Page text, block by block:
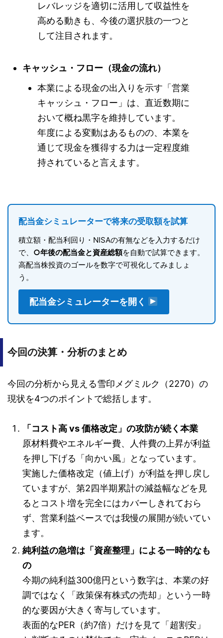
レバレッジを適切に活用して収益性を
高める動きも、今後の選択肢の一つと
して注目されます。
キャッシュ・フロー（現金の流れ）
本業による現金の出入りを示す「営業
キャッシュ・フロー」は、直近数期に
おいて概ね黒字を維持しています。
年度による変動はあるものの、本業を
通じて現金を獲得する力は一定程度維
持されていると言えます。
配当金シミュレーターで将来の受取額を試算
積立額・配当利回り・NISAの有無などを入力するだけ
で、 ○年後の配当金と資産総額を自動で試算できます。
高配当株投資のゴールを数字で可視化してみましょ
う。
配当金シミュレーターを開く
今回の決算・分析のまとめ
今回の分析から見える雪印メグミルク（2270）の
現状を4つのポイントで総括します。
「コスト高 vs 価格改定」の攻防が続く本業
原材料費やエネルギー費、人件費の上昇が利益
を押し下げる「向かい風」となっています。
実施した価格改定（値上げ）が利益を押し戻し
ていますが、第2四半期累計の減益幅などを見
るとコスト増を完全にはカバーしきれておら
ず、営業利益ベースでは我慢の展開が続いてい
ます。
純利益の急増は「資産整理」による一時的なも
の
今期の純利益300億円という数字は、本業の好
調ではなく「政策保有株式の売却」という一時
的な要因が大きく寄与しています。
表面的なPER（約7倍）だけを見て「超割安」